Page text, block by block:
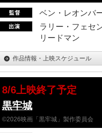
ベン・レオンバ
ラリー・フェセ
リードマン
作品情報・上映スケジュール
8/6上映終了予定
黒牢城
©2026映画「黒牢城」製作委員会